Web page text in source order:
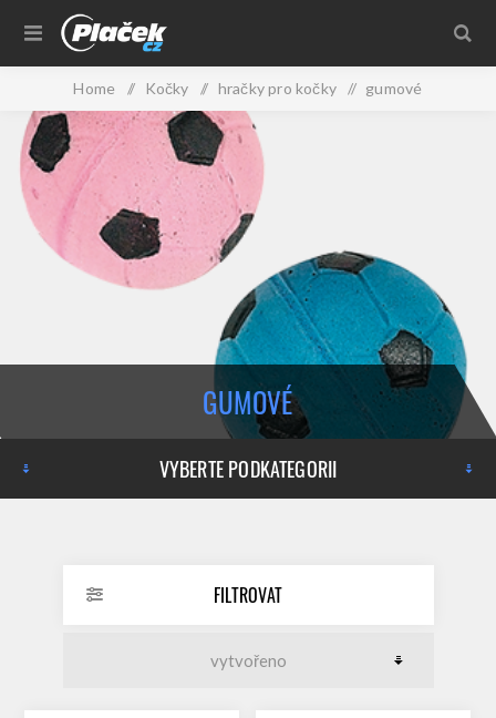
Home / Kočky / hračky pro kočky / gumové
GUMOVÉ
VYBERTE PODKATEGORII
FILTROVAT